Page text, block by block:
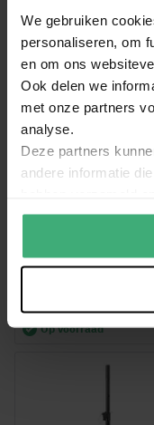
We gebruiken
personaliseren, om
en om ons
Ook delen we
met onze partners
analyse.
Deze partners
andere informatie
services.
Op voorraad
LCB400B
voor LCB400 LED bar
129,95
Op voorraad